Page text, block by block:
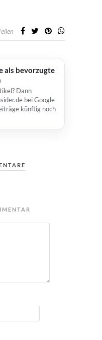
als bevorzugte
Dann
bei Google
künftig noch